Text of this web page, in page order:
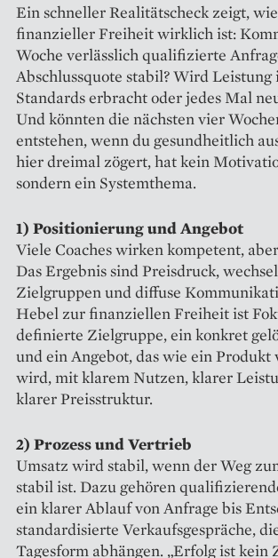
Ein schneller Realitätscheck zeigt,
finanzieller Freiheit wirklich ist:
Woche verlässlich qualifizierte
Abschlussquote stabil? Wird Leistung
Standards erbracht oder jedes Mal
Und könnten die nächsten vier
entstehen, wenn du gesundheitlich
hier dreimal zögert, hat kein
sondern ein Systemthema.
1) Positionierung und Angebot
Viele Coaches wirken kompetent,
Das Ergebnis sind Preisdruck,
Zielgruppen und diffuse
Hebel zur finanziellen Freiheit ist
definierte Zielgruppe, ein konkret
und ein Angebot, das wie ein Produkt
wird, mit klarem Nutzen, klarer
klarer Preisstruktur.
2) Prozess und Vertrieb
Umsatz wird stabil, wenn der Weg
stabil ist. Dazu gehören
ein klarer Ablauf von Anfrage bis
standardisierte Verkaufsgespräche,
Tagesform abhängen. „Erfolg ist kein